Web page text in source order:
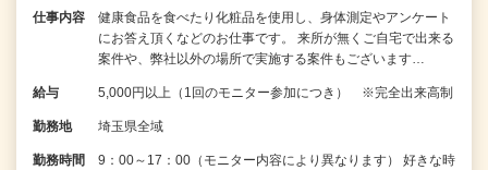
仕事内容
健康食品を食べたり化粧品を使用し、身体測定やアンケート
にお答え頂くなどのお仕事です。 来所が無くご自宅で出来る
案件や、弊社以外の場所で実施する案件もございます…
給与 5,000円以上（1回のモニター参加につき） ※完全出来高制
勤務地 埼玉県全域
勤務時間
9：00～17：00（モニター内容により異なります） 好きな時